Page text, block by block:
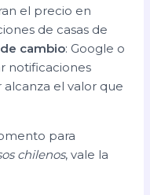
el precio en
de casas de
cambio: Google o
notificaciones
el valor que
para
chilenos, vale la